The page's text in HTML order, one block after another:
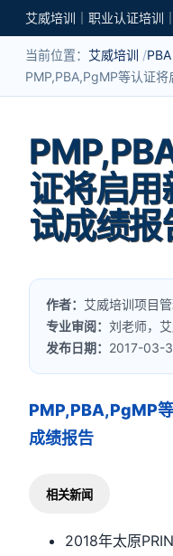
当前位置： 艾威培训 PBA
PMP,PBA,PgMP等认证
证将启用
试成绩报
作者： 艾威培训项目
专业审阅：刘老师，
发布日期： 2017-
PMP,PBA,PgMP
成绩报告
相关新闻
2018年太原